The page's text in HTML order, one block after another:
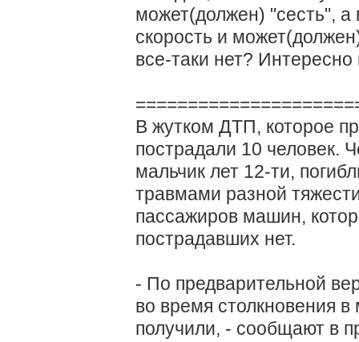
может(должен) "сесть", а
скорость и
все-таки нет?
В жутком ДТП, которое
пострадали 10 человек.
мальчик лет 12-ти,
травмами разной
пассажиров машин,
пострадавших нет.
- По предварительной
во время столкновения
получили, - сообщают в